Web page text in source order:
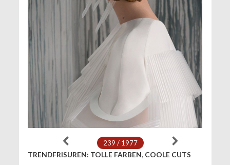
239 / 1977
TRENDFRISUREN: TOLLE FARBEN, COOLE CUTS